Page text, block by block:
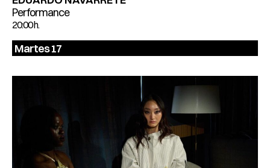
Performance
20:00 h.
Martes 17